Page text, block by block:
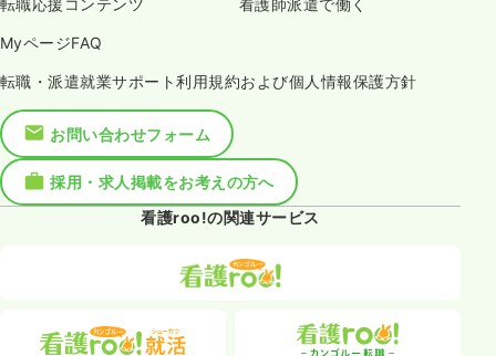
転職応援コンテンツ 看護師派遣で働く
MyページFAQ
転職・派遣就業サポート利用規約および個人情報保護方針
お問い合わせフォーム
採用・求人掲載をお考えの方へ
看護roo!の関連サービス